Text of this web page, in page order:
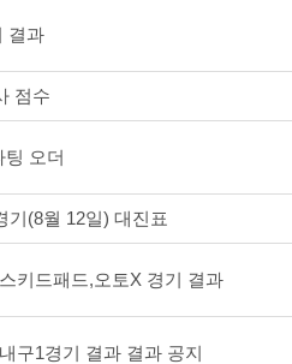
결과
점수
팅 오더
기(8월 12일) 대진표
키드패드,오토X 경기 결과
구1경기 결과 결과 공지